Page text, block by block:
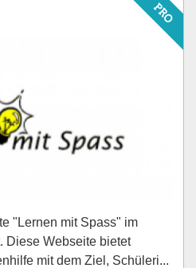
PRO
"Lernen mit Spass" im
Diese Webseite bietet
mit dem Ziel, Schüleri...